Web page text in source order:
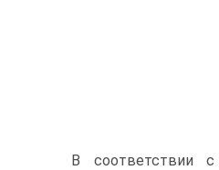
В соответствии